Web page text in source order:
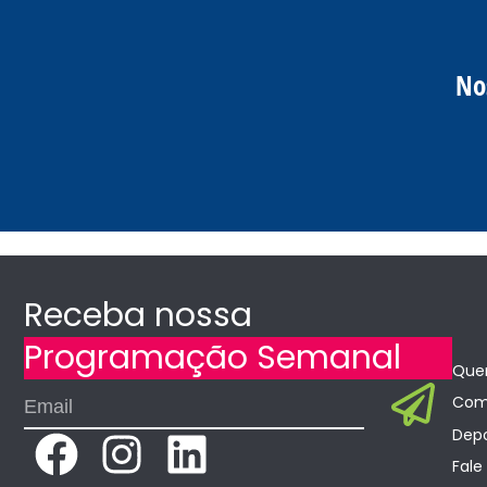
Receba nossa
Programação Semanal
F
I
L